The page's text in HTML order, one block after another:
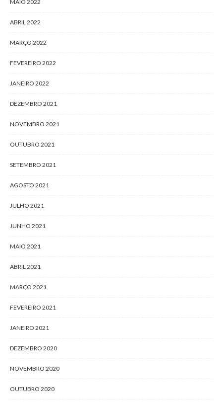
MAIO 2022
ABRIL 2022
MARÇO 2022
FEVEREIRO 2022
JANEIRO 2022
DEZEMBRO 2021
NOVEMBRO 2021
OUTUBRO 2021
SETEMBRO 2021
AGOSTO 2021
JULHO 2021
JUNHO 2021
MAIO 2021
ABRIL 2021
MARÇO 2021
FEVEREIRO 2021
JANEIRO 2021
DEZEMBRO 2020
NOVEMBRO 2020
OUTUBRO 2020